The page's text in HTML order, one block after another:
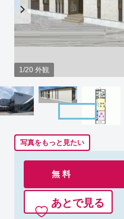
1/20 外観
写真をもっと見たい
無 料
あとで見る